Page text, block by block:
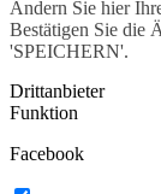
Ändern Sie hier
Bestätigen Sie die
'SPEICHERN'.
Drittanbieter
Funktion
Facebook